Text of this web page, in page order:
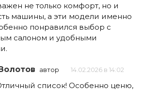
не только комфорт, но и
машины, а эти модели именно
понравился выбор с
салоном и удобными
автор 14.02.2026 в 14:02
список! Особенно ценю,